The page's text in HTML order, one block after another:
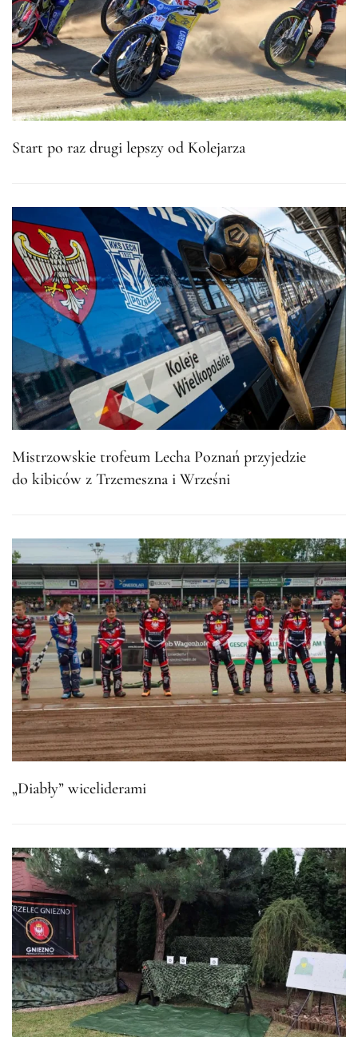
Start po raz drugi lepszy od Kolejarza
Mistrzowskie trofeum Lecha Poznań przyjedzie
do kibiców z Trzemeszna i Wrześni
„Diabły” wiceliderami